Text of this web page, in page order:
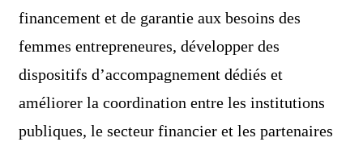
financement et de garantie aux besoins des
femmes entrepreneures, développer des
dispositifs d’accompagnement dédiés et
améliorer la coordination entre les institutions
publiques, le secteur financier et les partenaires